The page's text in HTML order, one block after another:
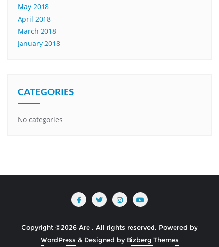
May 2018
April 2018
March 2018
January 2018
CATEGORIES
No categories
Copyright ©2026 Are . All rights reserved. Powered by
WordPress & Designed by Bizberg Themes